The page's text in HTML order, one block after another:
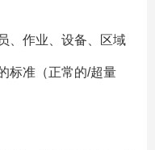
作业、设备、区域
准（正常的/超量